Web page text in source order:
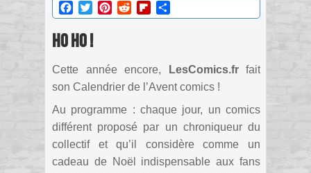
Facebook
TwitterPinterestRedditFlipboard
Ho ho !
Cette année encore, LesComics.frfait
son Calendrier de l’Avent comics !
Au programme : chaque jour, un comics
différent proposé par un chroniqueur du
collectif et qu’il considère comme un
cadeau de Noël indispensable aux fans